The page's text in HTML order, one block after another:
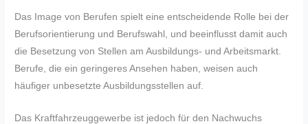
Das Image von Berufen spielt eine entscheidende Rolle bei der
Berufsorientierung und Berufswahl, und beeinflusst damit auch
die Besetzung von Stellen am Ausbildungs- und Arbeitsmarkt.
Berufe, die ein geringeres Ansehen haben, weisen auch
häufiger unbesetzte Ausbildungsstellen auf.
Das Kraftfahrzeuggewerbe ist jedoch für den Nachwuchs